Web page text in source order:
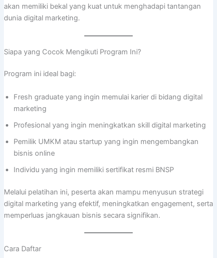
akan memiliki bekal yang kuat untuk menghadapi tantangan
dunia digital marketing.
Siapa yang Cocok Mengikuti Program Ini?
Program ini ideal bagi:
Fresh graduate yang ingin memulai karier di bidang digital
marketing
Profesional yang ingin meningkatkan skill digital marketing
Pemilik UMKM atau startup yang ingin mengembangkan
bisnis online
Individu yang ingin memiliki sertifikat resmi BNSP
Melalui pelatihan ini, peserta akan mampu menyusun strategi
digital marketing yang efektif, meningkatkan engagement, serta
memperluas jangkauan bisnis secara signifikan.
Cara Daftar